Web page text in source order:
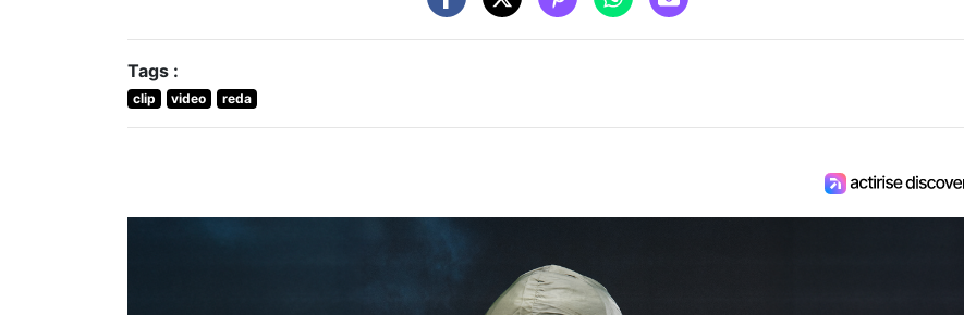
Tags :
clip video reda